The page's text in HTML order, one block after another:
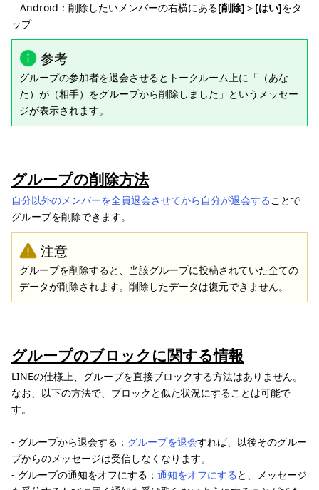
Android：削除したいメンバーの右横にある[削除] ＞ [はい]をタ
ップ
参考
グループの参加者を退会させるとトークルーム上に「（あな
た）が（相手）をグループから削除しました」というメッセー
ジが表示されます。
グループの削除方法
自分以外のメンバーを全員退会させてから自分が退会することで
グループを削除できます。
注意
グループを削除すると、当該グループに投稿されていた全ての
データが削除されます。削除したデータは復元できません。
グループのブロックに関する情報
LINEの仕様上、グループを直接ブロックする方法はありません。
なお、以下の方法で、ブロックと似た状況にすることは可能で
す。
- グループから退会する： グループを退会すれば、以後そのグルー
プからのメッセージは受信しなくなります。
- グループの通知をオフにする： 通知をオフにする と、メッセージ